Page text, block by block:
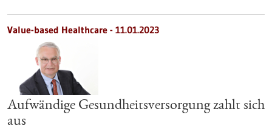
Value-based Healthcare - 11.01.2023
Aufwändige Gesundheitsversorgung zahlt sich
aus